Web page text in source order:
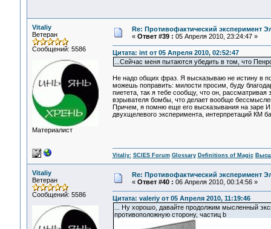
Vitaliy
Ветеран
Сообщений: 5586
Материалист
Re: Противофактический эксперимент
« Ответ #39 : 05 Апреля 2010, 23:24:47 »
Цитата: int от 05 Апреля 2010, 02:52:47
...Сейчас меня пытаются убедить в том, что
Не надо общих фраз. Я высказываю не истину в
можешь поправить: милости просим, буду
пиетета, так я тебе сообщу, что он,
взрывателя бомбы, что делает вообще
Причем, я помню еще его высказывания на заре
двухщелевого эксперимента, интерпретаций КМ
Vitaliy: SCIES Forum Glossary Definitions of Magic
Vitaliy
Ветеран
Сообщений: 5586
Re: Противофактический эксперимент
« Ответ #40 : 06 Апреля 2010, 00:14:56 »
Цитата: valeriy от 05 Апреля 2010, 11:19:46
... Ну хорошо, давайте продолжим мысленный
противоположную сторону, частиц b